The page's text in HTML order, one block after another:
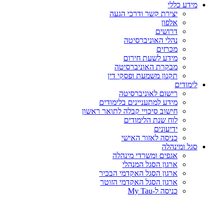
מידע כללי
יצירת קשר ודרכי הגעה
אלפון
דרושים
נהלי האוניברסיטה
מכרזים
מידע לשעת חירום
מבקרת האוניברסיטה
תקנון משמעת ופסקי דין
לימודים
רישום לאוניברסיטה
מידע למתעניינים בלימודים
חישוב סיכויי קבלה לתואר ראשון
לוח שנת הלימודים
ידיעונים
כניסה לאזור האישי
סגל ומינהלה
אגפים ומשרדי מינהלה
ארגון הסגל המנהלי
ארגון הסגל האקדמי הבכיר
ארגון הסגל האקדמי הזוטר
כניסה ל-My Tau